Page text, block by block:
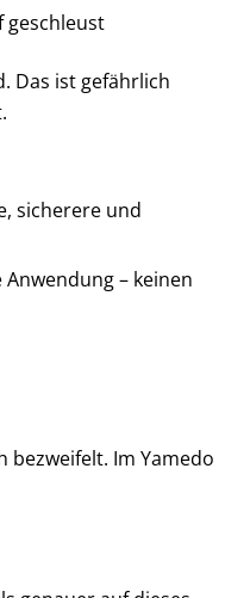
geschleust
Das ist gefährlich
sicherere und
– keinen
bezweifelt. Im Yamedo